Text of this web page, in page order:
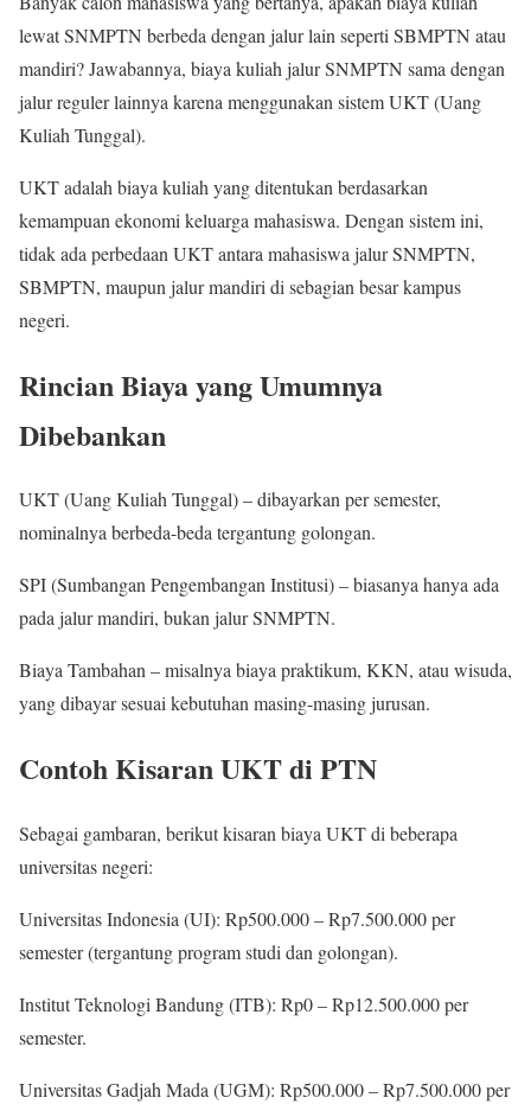
lewat SNMPTN berbeda dengan jalur lain seperti SBMPTN atau
mandiri? Jawabannya, biaya kuliah jalur SNMPTN sama dengan
jalur reguler lainnya karena menggunakan sistem UKT (Uang
Kuliah Tunggal).
UKT adalah biaya kuliah yang ditentukan berdasarkan
kemampuan ekonomi keluarga mahasiswa. Dengan sistem ini,
tidak ada perbedaan UKT antara mahasiswa jalur SNMPTN,
SBMPTN, maupun jalur mandiri di sebagian besar kampus
negeri.
Rincian Biaya yang Umumnya
Dibebankan
UKT (Uang Kuliah Tunggal) – dibayarkan per semester,
nominalnya berbeda-beda tergantung golongan.
SPI (Sumbangan Pengembangan Institusi) – biasanya hanya ada
pada jalur mandiri, bukan jalur SNMPTN.
Biaya Tambahan – misalnya biaya praktikum, KKN, atau wisuda,
yang dibayar sesuai kebutuhan masing-masing jurusan.
Contoh Kisaran UKT di PTN
Sebagai gambaran, berikut kisaran biaya UKT di beberapa
universitas negeri:
Universitas Indonesia (UI): Rp500.000 – Rp7.500.000 per
semester (tergantung program studi dan golongan).
Institut Teknologi Bandung (ITB): Rp0 – Rp12.500.000 per
semester.
Universitas Gadjah Mada (UGM): Rp500.000 – Rp7.500.000 per